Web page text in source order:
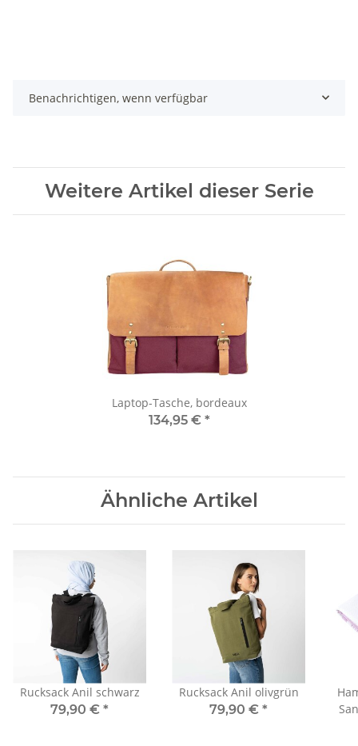
Benachrichtigen, wenn verfügbar
Weitere Artikel dieser Serie
Laptop-Tasche, bordeaux
134,95 € *
Ähnliche Artikel
Rucksack Anil schwarz
79,90 € *
Rucksack Anil olivgrün
79,90 € *